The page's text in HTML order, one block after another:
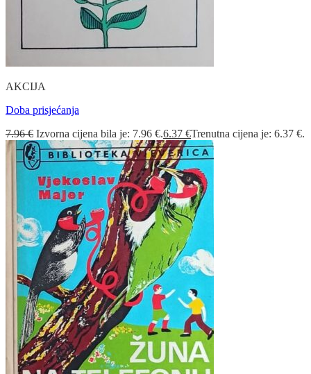
AKCIJA
Doba prisjećanja
7.96€ Izvorna cijena bila je: 7.96 €.6.37 €Trenutna cijena je: 6.37 €.